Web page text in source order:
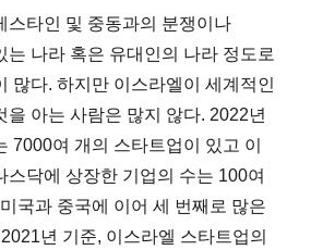
스타인 및 중동과의 분쟁이나
는 나라 혹은 유대인의 나라 정도로
많다. 하지만 이스라엘이 세계적인
을 아는 사람은 많지 않다. 2022년
7000여 개의 스타트업이 있고 이
스닥에 상장한 기업의 수는 100여
국과 중국에 이어 세 번째로 많은
년 기준, 이스라엘 스타트업의